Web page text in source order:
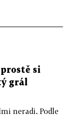
si
grál
neradi. Podle